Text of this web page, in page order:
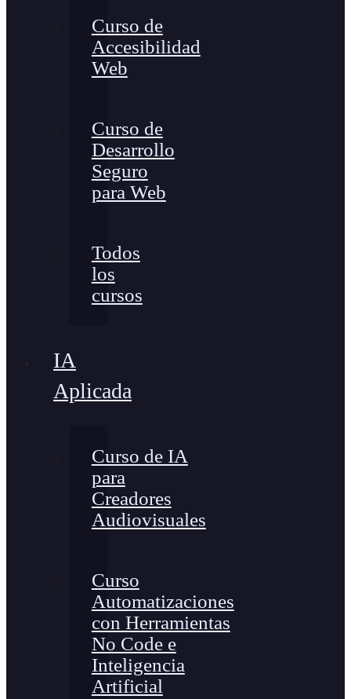
Curso de
Accesibilidad
Web
Curso de
Desarrollo
Seguro
para Web
Todos
los
cursos
IA
Aplicada
Curso de IA
para
Creadores
Audiovisuales
Curso
Automatizaciones
con Herramientas
No Code e
Inteligencia
Artificial